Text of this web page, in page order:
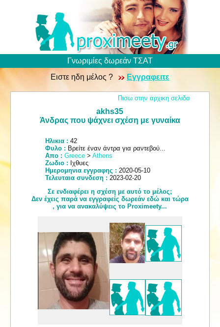
Γνωριμίες δωρεάν ΤΣΑΤ
Ειστε ηδη μέλος ?
Εγγραφειτε
Πισω στην αρχικη σελιδα
akhs35
Άνδρας που ψάχνει σχέση με γυναίκα
Ηλικια : 42
Φυλο : Βρείτε έναν άντρα για ραντεβού...
Απο : Greece> Athens
Ζωδιο : Ιχθυες
Ημερομηνια εγγραφης : 2020-05-10
Τελευταια συνδεση : 2023-02-20
Σε ενδιαφέρει η σχέση με αυτό το μέλος;
Δεν έχεις παρά να εγγραφείς δωρεάν εδώ και τώρα
, για να ανακαλύψεις το Proximeety...